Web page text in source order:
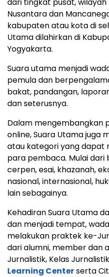
Nusantara dan
kabupaten atau kota di
Utama dilahirkan di
Yogyakarta.
Suara utama menjadi
pemula dan
bakat, pandangan,
dan seterusnya.
Dalam mengembangkan
online, Suara Utama juga
atau kategori yang dapat
para pembaca. Mulai dari
cerpen, esai, khazanah,
nasional, internasional,
lain sebagainya.
Kehadiran Suara Utama
dan menjadi tempat,
melakukan praktek ke-
dari alumni, member dan
Jurnalistik, Kelas
Learning Centerserta